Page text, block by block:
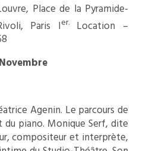
Place de la Pyramide-
Paris Ier. Location –
Agenin. Le parcours de
piano. Monique Serf, dite
compositeur et interprète,